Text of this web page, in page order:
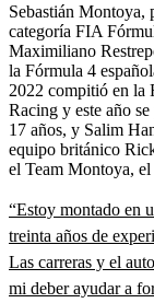
Sebastián Montoya,
categoría FIA
Maximiliano
la Fórmula 4
2022 compitió en la
Racing y este año
17 años, y Salim
equipo británico
el Team Montoya,
“Estoy montado en
treinta años de
Las carreras y el
mi deber ayudar a